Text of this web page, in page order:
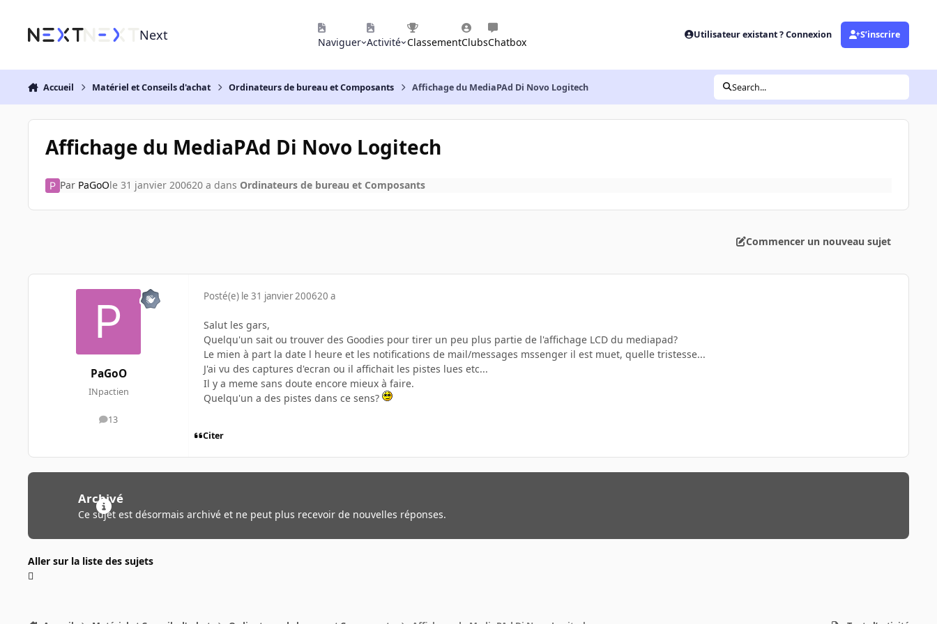
Next Naviguer Activité ClassementClubsChatbox
Utilisateur existant ? Connexion S’inscrire
Accueil Matériel et Conseils d'achat Ordinateurs de bureau et Composants Affichage du MediaPAd Di Novo Logitech Search...
Affichage du MediaPAd Di Novo Logitech
Par PaGoOle 31 janvier 200620 a dans Ordinateurs de bureau et Composants
Commencer un nouveau sujet
PaGoO
INpactien
13
messages
Posté(e) le 31 janvier 200620 a
Salut les gars,
Quelqu'un sait ou trouver des Goodies pour tirer un peu plus partie de l'affichage LCD du mediapad?
Le mien à part la date l heure et les notifications de mail/messages mssenger il est muet, quelle tristesse...
J'ai vu des captures d'ecran ou il affichait les pistes lues etc...
Il y a meme sans doute encore mieux à faire.
Quelqu'un a des pistes dans ce sens?
Citer
Archivé
Ce sujet est désormais archivé et ne peut plus recevoir de nouvelles réponses.
Aller sur la liste des sujets